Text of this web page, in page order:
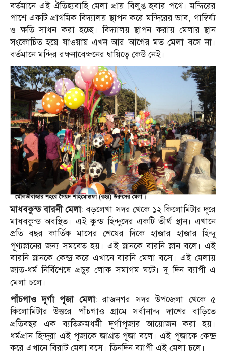
বর্তমানে এই ঐতিহ্যবাহি মেলা প্রায় বিলুপ্ত হবার পথে। মন্দিরের
পাশে একটি প্রাথমিক বিদ্যালয় স্থাপন করে মন্দিরের ভাব, গাম্বির্য্য
ও ক্ষতি সাধন করা হচ্ছে। বিদ্যালয় স্থাপন করায় মেলার স্থান
সংকোচিত হয়ে যাওয়ায় এখন আর আগের মত মেলা বসে না।
বর্তমানে মন্দির রক্ষনাবেক্ষনের দ্বায়িত্বে কেউ নেই।
মাধবকুন্ড বারনী মেলা: বড়লেখা সদর থেকে ১২ কিলোমিটার দূরে
মাধবকুন্ড অবস্থিত। এই কুন্ড হিন্দুদের একটি তীর্থ স্থান। এখানে
প্রতি বছর কার্তিক মাসের শেষের দিকে হাজার হাজার হিন্দু
পূণ্যস্নানের জন্য সমবেত হয়। এই স্নানকে বারনি স্নান বলে। এই
বারনি স্নানকে কেন্দ্র করে এখানে বারনি মেলা বসে। এই মেলায়
জাত-ধর্ম নির্বিশেষে প্রচুর লোক সমাগম ঘটে। দু দিন ব্যাপী এ
মেলা চলে।
পাঁচগাও দূর্গা পূজা মেলা: রাজনগর সদর উপজেলা থেকে ৫
কিলোমিটার উত্তরে পাঁচগাও গ্রামে সর্বানান্দ দাশের বাড়িতে
প্রতিবছর এক ব্যতিক্রমধর্মী দূর্গাপূজার আয়োজন করা হয়।
ধর্মপ্রান হিন্দুরা এই পূজাকে জাগ্রত পূজা বলে। এই পূজাকে কেন্দ্র
করে এখানে বিরাট মেলা বসে। তিনদিন ব্যাপী এই মেলা চলে।